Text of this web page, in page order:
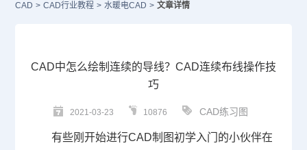
CAD > CAD行业教程 > 水暖电CAD > 文章详情
CAD中怎么绘制连续的导线？CAD连续布线操作技
巧
2021-03-23 10876 CAD练习图
有些刚开始进行CAD制图初学入门的小伙伴在